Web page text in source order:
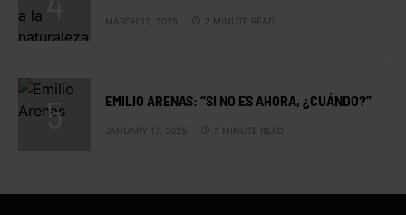
MARCH 12, 2025 2 MINUTE READ
EMILIO ARENAS: “SI NO ES AHORA, ¿CUÁNDO?”
JANUARY 17, 2025 7 MINUTE READ